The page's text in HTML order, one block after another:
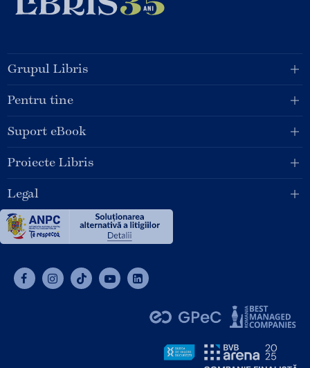
Grupul Libris
Pentru tine
Suport eBook
Proiecte Libris
Legal